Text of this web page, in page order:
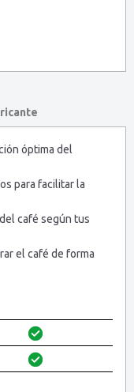
óptima del
para facilitar la
café según tus
el café de forma